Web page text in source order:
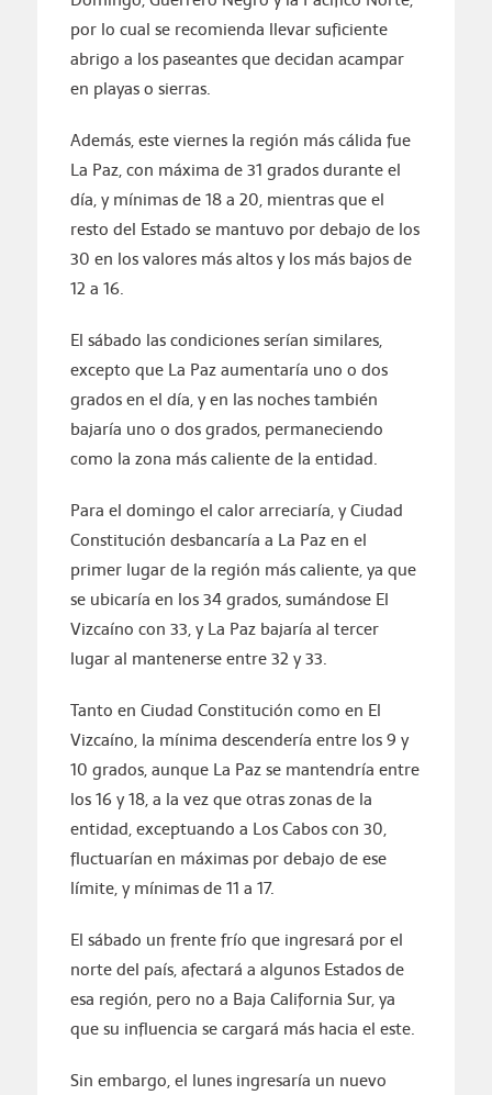
por lo cual se recomienda llevar suficiente
abrigo a los paseantes que decidan acampar
en playas o sierras.
Además, este viernes la región más cálida fue
La Paz, con máxima de 31 grados durante el
día, y mínimas de 18 a 20, mientras que el
resto del Estado se mantuvo por debajo de los
30 en los valores más altos y los más bajos de
12 a 16.
El sábado las condiciones serían similares,
excepto que La Paz aumentaría uno o dos
grados en el día, y en las noches también
bajaría uno o dos grados, permaneciendo
como la zona más caliente de la entidad.
Para el domingo el calor arreciaría, y Ciudad
Constitución desbancaría a La Paz en el
primer lugar de la región más caliente, ya que
se ubicaría en los 34 grados, sumándose El
Vizcaíno con 33, y La Paz bajaría al tercer
lugar al mantenerse entre 32 y 33.
Tanto en Ciudad Constitución como en El
Vizcaíno, la mínima descendería entre los 9 y
10 grados, aunque La Paz se mantendría entre
los 16 y 18, a la vez que otras zonas de la
entidad, exceptuando a Los Cabos con 30,
fluctuarían en máximas por debajo de ese
límite, y mínimas de 11 a 17.
El sábado un frente frío que ingresará por el
norte del país, afectará a algunos Estados de
esa región, pero no a Baja California Sur, ya
que su influencia se cargará más hacia el este.
Sin embargo, el lunes ingresaría un nuevo